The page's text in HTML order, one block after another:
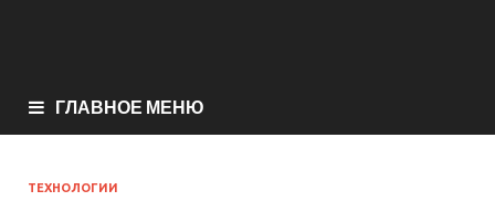
ГЛАВНОЕ МЕНЮ
ТЕХНОЛОГИИ